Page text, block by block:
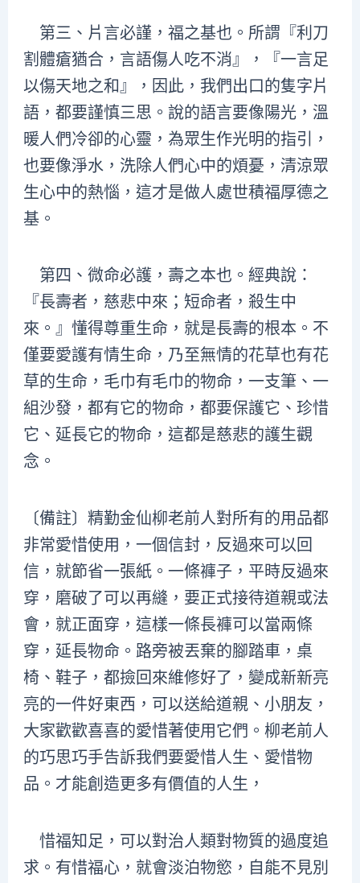
第三、片言必謹，福之基也。所謂『利刀
割體瘡猶合，言語傷人吃不消』，『一言足
以傷天地之和』，因此，我們出口的隻字片
語，都要謹慎三思。說的語言要像陽光，溫
暖人們冷卻的心靈，為眾生作光明的指引，
也要像淨水，洗除人們心中的煩憂，清涼眾
生心中的熱惱，這才是做人處世積福厚德之
基。
第四、微命必護，壽之本也。經典說：
『長壽者，慈悲中來；短命者，殺生中
來。』懂得尊重生命，就是長壽的根本。不
僅要愛護有情生命，乃至無情的花草也有花
草的生命，毛巾有毛巾的物命，一支筆、一
組沙發，都有它的物命，都要保護它、珍惜
它、延長它的物命，這都是慈悲的護生觀
念。
〔備註〕精勤金仙柳老前人對所有的用品都
非常愛惜使用，一個信封，反過來可以回
信，就節省一張紙。一條褲子，平時反過來
穿，磨破了可以再縫，要正式接待道親或法
會，就正面穿，這樣一條長褲可以當兩條
穿，延長物命。路旁被丟棄的腳踏車，桌
椅、鞋子，都撿回來維修好了，變成新新亮
亮的一件好東西，可以送給道親、小朋友，
大家歡歡喜喜的愛惜著使用它們。柳老前人
的巧思巧手告訴我們要愛惜人生、愛惜物
品。才能創造更多有價值的人生，
惜福知足，可以對治人類對物質的過度追
求。有惜福心，就會淡泊物慾，自能不見別